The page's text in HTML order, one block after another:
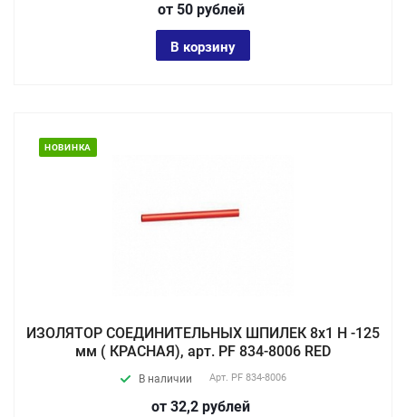
от 50 рублей
В корзину
НОВИНКА
ИЗОЛЯТОР СОЕДИНИТЕЛЬНЫХ ШПИЛЕК 8х1 Н -125
мм ( КРАСНАЯ), арт. PF 834-8006 RED
В наличии Арт. PF 834-8006
от 32,2 рублей